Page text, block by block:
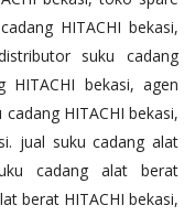
HITACHI bekasi,
suku cadang
HITACHI bekasi, agen
HITACHI bekasi,
jual suku cadang alat
cadang alat berat
berat HITACHI bekasi,